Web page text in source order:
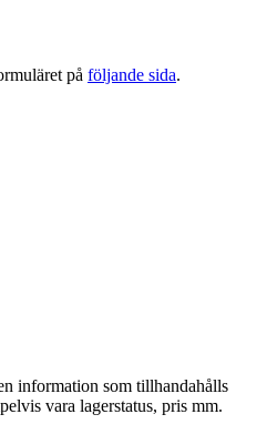
på följande sida.
information som tillhandahålls
vara lagerstatus, pris mm.